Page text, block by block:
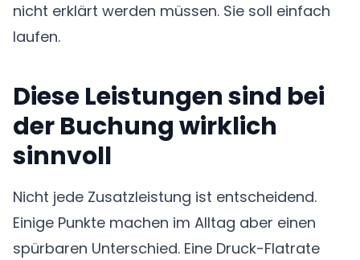
nicht erklärt werden müssen. Sie soll einfach
laufen.
Diese Leistungen sind bei
der Buchung wirklich
sinnvoll
Nicht jede Zusatzleistung ist entscheidend.
Einige Punkte machen im Alltag aber einen
spürbaren Unterschied. Eine Druck-Flatrate